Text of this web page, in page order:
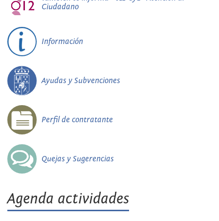
Ciudadano
Información
Ayudas y Subvenciones
Perfil de contratante
Quejas y Sugerencias
Agenda actividades